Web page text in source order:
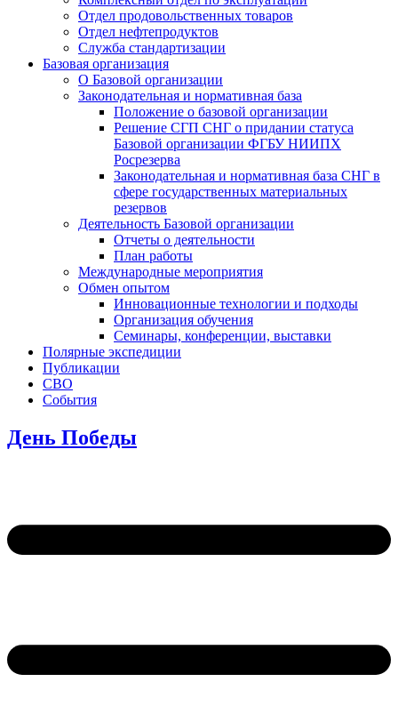
Отдел продовольственных товаров
Отдел нефтепродуктов
Служба стандартизации
Базовая организация
О Базовой организации
Законодательная и нормативная база
Положение о базовой организации
Решение СГП СНГ о придании статуса
Базовой организации ФГБУ НИИПХ
Росрезерва
Законодательная и нормативная база СНГ в
сфере государственных материальных
резервов
Деятельность Базовой организации
Отчеты о деятельности
План работы
Международные мероприятия
Обмен опытом
Инновационные технологии и подходы
Организация обучения
Семинары, конференции, выставки
Полярные экспедиции
Публикации
СВО
События
День Победы